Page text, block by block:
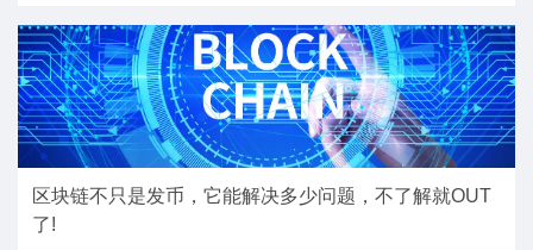
区块链不只是发币，它能解决多少问题，不了解就OUT
了!